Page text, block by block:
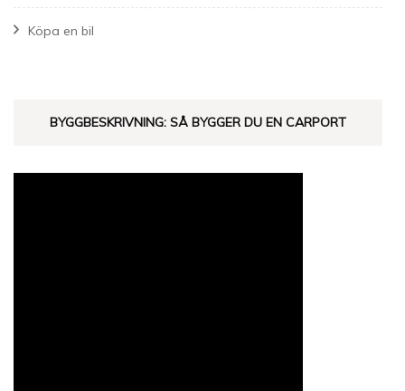
Köpa en bil
BYGGBESKRIVNING: SÅ BYGGER DU EN CARPORT